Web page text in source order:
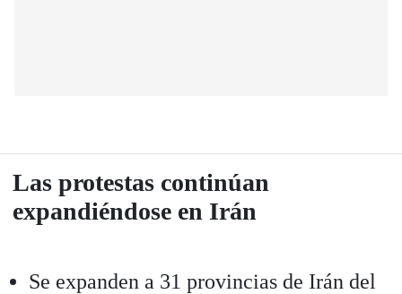
Las protestas continúan
expandiéndose en Irán
Se expanden a 31 provincias de Irán del